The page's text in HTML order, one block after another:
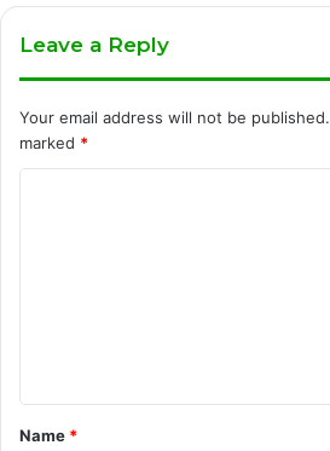
Leave a Reply
Your email address will not be published.
marked *
t
*
Name *